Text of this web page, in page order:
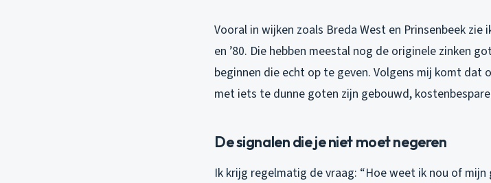
Vooral in wijken zoals Breda West en Prinsenbeek zie
en ’80. Die hebben meestal nog de originele zinken
beginnen die echt op te geven. Volgens mij komt dat
met iets te dunne goten zijn gebouwd,
De signalen die je niet moet negeren
Ik krijg regelmatig de vraag: “Hoe weet ik nou of